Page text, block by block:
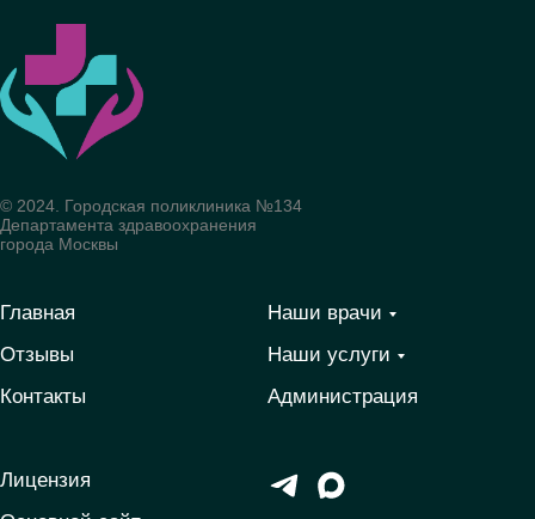
© 2024. Городская поликлиника №134
Департамента здравоохранения
города Москвы
Главная
Отзывы
Контакты
Наши врачи
Наши услуги
Администрация
Лицензия